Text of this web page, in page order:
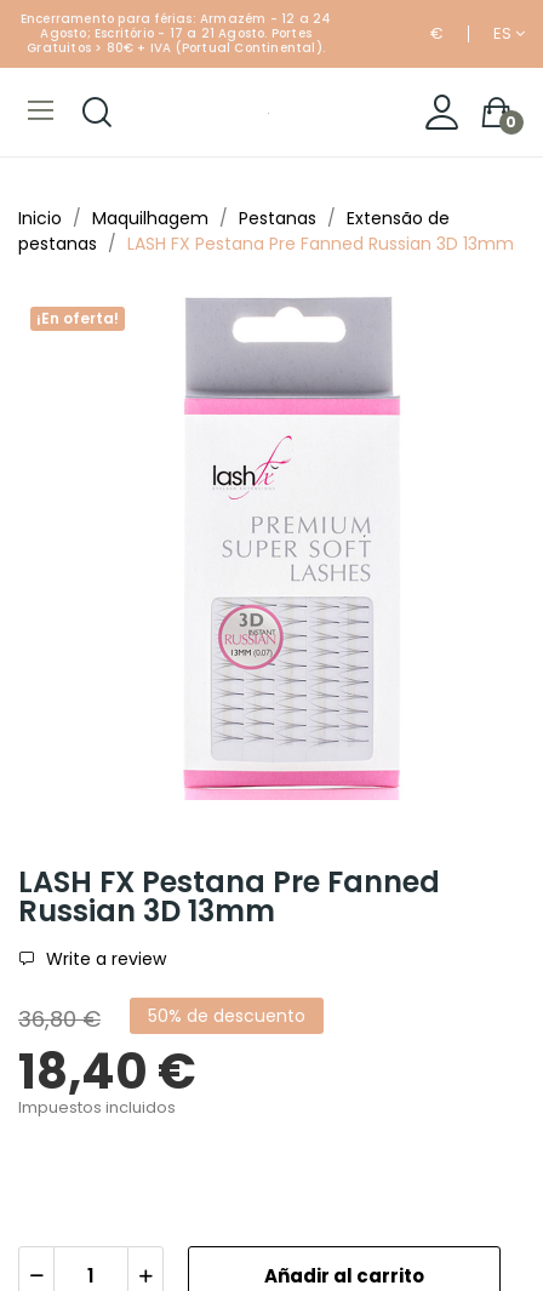
Encerramento para férias: Armazém - 12 a 24
Agosto; Escritório - 17 a 21 Agosto. Portes
Gratuitos > 80€ + IVA (Portual Continental).
€ ES
0
Inicio Maquilhagem Pestanas
Extensão de
pestanas
LASH FX Pestana Pre Fanned Russian 3D 13mm
¡En oferta!
LASH FX Pestana Pre Fanned
Russian 3D 13mm
Write a review
36,80 € 50% de descuento
18,40 €
Impuestos incluidos
Añadir al carrito